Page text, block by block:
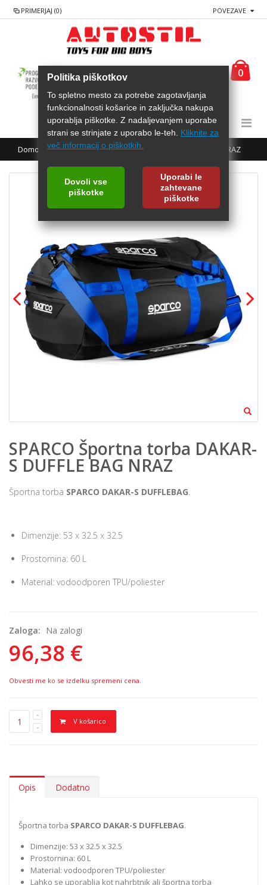
Politika piškotkov
To spletno mesto za potrebe zagotavljanja
funkcionalnosti košarice in zaključka nakupa
uporablja piškotke. Z nadaljevanjem uporabe
strani se strinjate z uporabo le-teh. Kliknite za
več informacij o piškotkih.
Dovoli vse
piškotke
Uporabi le
zahtevane
piškotke
PRIMERJAJ (0) POVEZAVE
0
Domov SPARCO Športna torba DAKAR-S DUFFLE BAG NRAZ
SPARCO Športna torba DAKAR-
S DUFFLE BAG NRAZ
Športna torba SPARCO DAKAR-S DUFFLEBAG.
Dimenzije: 53 x 32.5 x 32.5
Prostornina: 60 L
Material: vodoodporen TPU/poliester
Zaloga: Na zalogi
96,38 €
Obvesti me ko se izdelku spremeni cena.
V košarico
Opis Dodatno
Športna torba SPARCO DAKAR-S DUFFLEBAG.
Dimenzije: 53 x 32.5 x 32.5
Prostornina: 60 L
Material: vodoodporen TPU/poliester
Lahko se uporablja kot nahrbtnik ali športna torba